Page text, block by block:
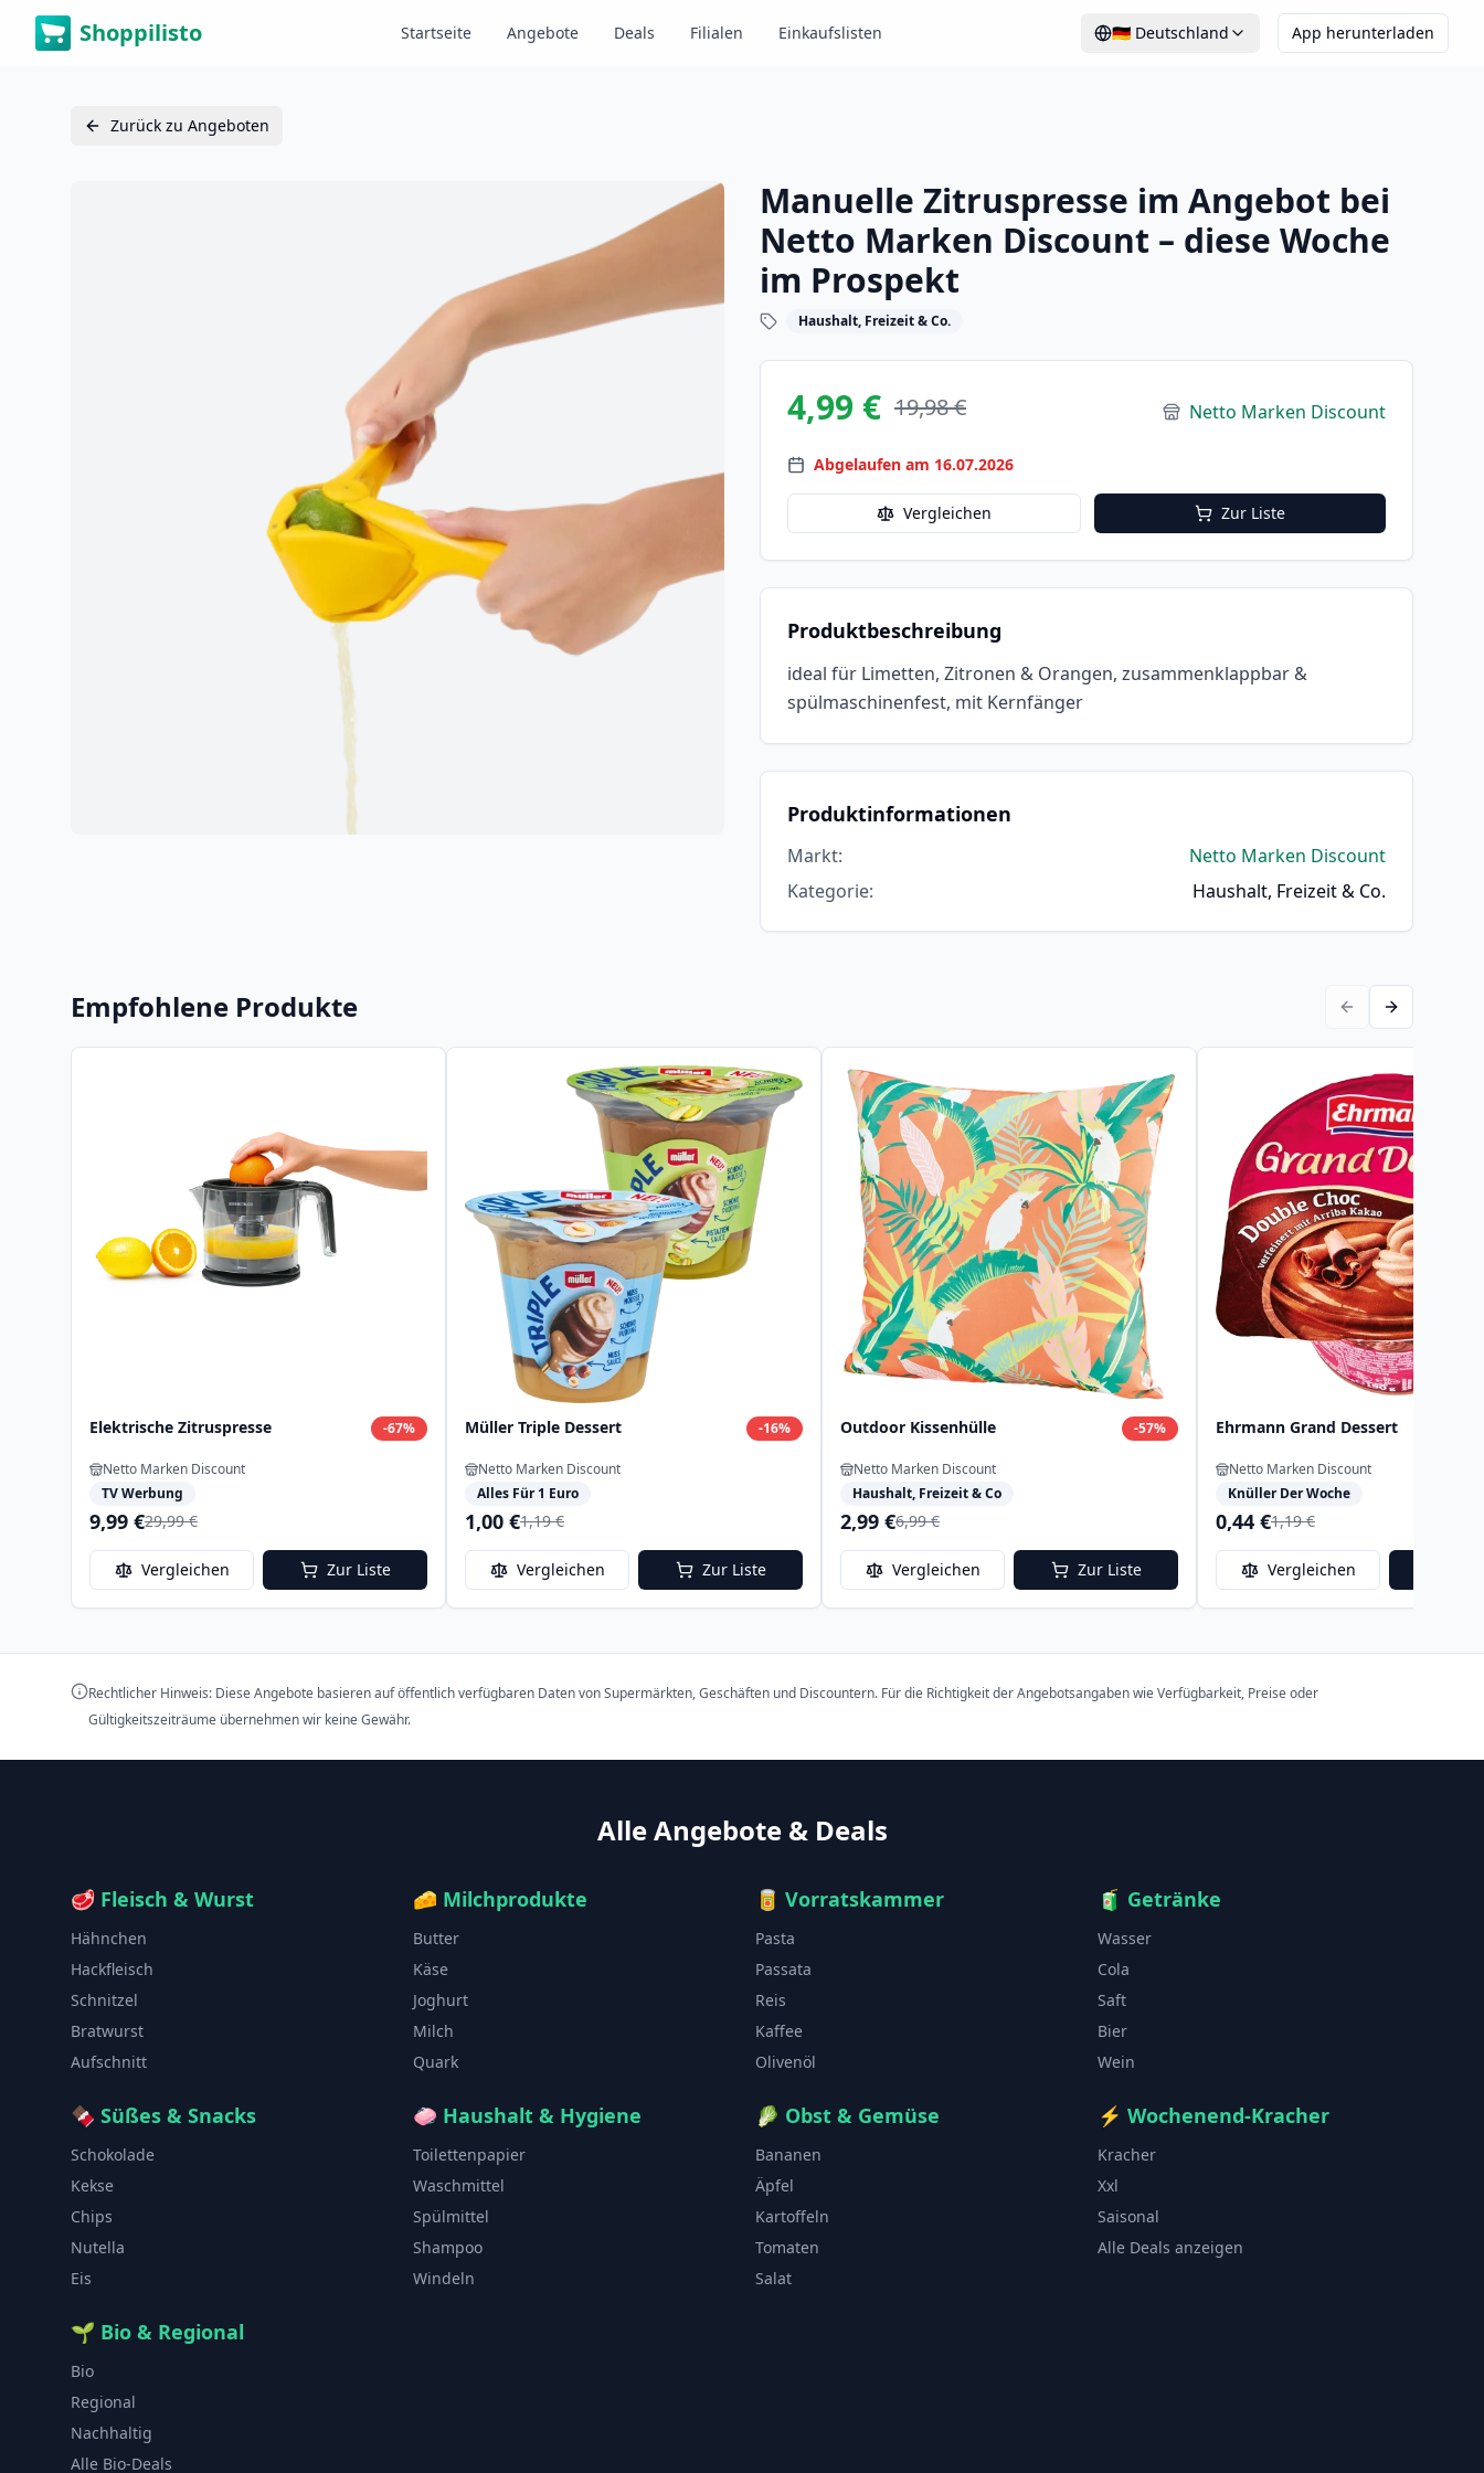
Shoppilisto Startseite Angebote Deals Filialen Einkaufslisten 🇩🇪 Deutschland App herunterladen
Zurück zu Angeboten
Manuelle Zitruspresse im Angebot bei
Netto Marken Discount – diese Woche
im Prospekt
Haushalt, Freizeit & Co.
4,99 € 19,98 € Netto Marken Discount
Abgelaufen am 16.07.2026
Vergleichen Zur Liste
Produktbeschreibung
ideal für Limetten, Zitronen & Orangen, zusammenklappbar &
spülmaschinenfest, mit Kernfänger
Produktinformationen
Markt:
Netto Marken Discount
Kategorie: Haushalt, Freizeit & Co.
Empfohlene Produkte
Elektrische Zitruspresse -67%
Netto Marken Discount
TV Werbung
9,99 €29,99 €
Vergleichen Zur Liste
Müller Triple Dessert -16%
Netto Marken Discount
Alles Für 1 Euro
1,00 €1,19 €
Vergleichen Zur Liste
Outdoor Kissenhülle -57%
Netto Marken Discount
Haushalt, Freizeit & Co
2,99 €6,99 €
Vergleichen Zur Liste
Ehrmann Grand Dessert
Netto Marken Discount
Knüller Der Woche
0,44 €1,19 €
Vergleichen
Rechtlicher Hinweis: Diese Angebote basieren auf öffentlich verfügbaren Daten von Supermärkten, Geschäften und Discountern. Für die Richtigkeit der Angebotsangaben wie Verfügbarkeit, Preise oder
Gültigkeitszeiträume übernehmen wir keine Gewähr.
Alle Angebote & Deals
🥩 Fleisch & Wurst
Hähnchen
Hackfleisch
Schnitzel
Bratwurst
Aufschnitt
🧀 Milchprodukte
Butter
Käse
Joghurt
Milch
Quark
🥫 Vorratskammer
Pasta
Passata
Reis
Kaffee
Olivenöl
🧃 Getränke
Wasser
Cola
Saft
Bier
Wein
🍫 Süßes & Snacks
Schokolade
Kekse
Chips
Nutella
Eis
🧼 Haushalt & Hygiene
Toilettenpapier
Waschmittel
Spülmittel
Shampoo
Windeln
🥬 Obst & Gemüse
Bananen
Äpfel
Kartoffeln
Tomaten
Salat
⚡ Wochenend-Kracher
Kracher
Xxl
Saisonal
Alle Deals anzeigen
🌱 Bio & Regional
Bio
Regional
Nachhaltig
Alle Bio-Deals